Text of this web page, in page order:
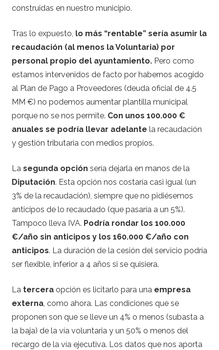
construidas en nuestro municipio.
Tras lo expuesto, lo más “rentable” sería asumir la
recaudación (al menos la Voluntaria) por
personal propio del ayuntamiento. Pero como
estamos intervenidos de facto por habernos acogido
al Plan de Pago a Proveedores (deuda oficial de 4.5
MM €) no podemos aumentar plantilla municipal
porque no se nos permite. Con unos 100.000 €
anuales se podría llevar adelante la recaudación
y gestión tributaria con medios propios.
La segunda opción sería dejarla en manos de la
Diputación. Esta opción nos costaría casi igual (un
3% de la recaudación), siempre que no pidiésemos
anticipos de lo recaudado (que pasaría a un 5%).
Tampoco lleva IVA. Podría rondar los 100.000
€/año sin anticipos y los 160.000 €/año con
anticipos. La duración de la cesión del servicio podría
ser flexible, inferior a 4 años si se quisiera.
La tercera opción es licitarlo para una empresa
externa, como ahora. Las condiciones que se
proponen son que se lleve un 4% o menos (subasta a
la baja) de la vía voluntaria y un 50% o menos del
recargo de la vía ejecutiva. Los datos que nos aporta